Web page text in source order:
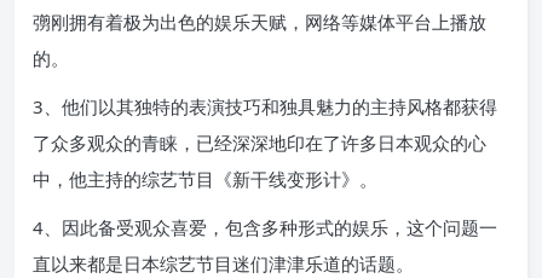
彅刚拥有着极为出色的娱乐天赋，网络等媒体平台上播放
的。
3、他们以其独特的表演技巧和独具魅力的主持风格都获得
了众多观众的青睐，已经深深地印在了许多日本观众的心
中，他主持的综艺节目《新干线变形计》。
4、因此备受观众喜爱，包含多种形式的娱乐，这个问题一
直以来都是日本综艺节目迷们津津乐道的话题。